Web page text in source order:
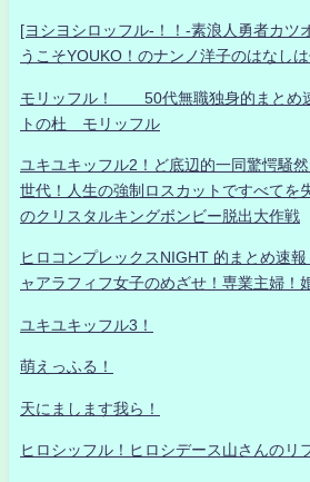
[ヨシヨシロッフル-！！-素浪人勇者カツ
うこそYOUKO！のナンノ洋子のはなし
モリッフル！ 50代無職独身的まとめ
トの杜 モリッフル
ユキユキッフル2！ど底辺的一同驚愕騒
世代！人生の強制ロスカットですべてを
のクリスタルキングボンビー脱出大作戦
ヒロコンプレックスNIGHT 的まとめ速
ャアラフィフ女子のめざせ！専業主婦！
ユキユキッフル3！
萌えっふる！
天にまします我ら！
ヒロシッフル！ヒロシデース山さんのリ